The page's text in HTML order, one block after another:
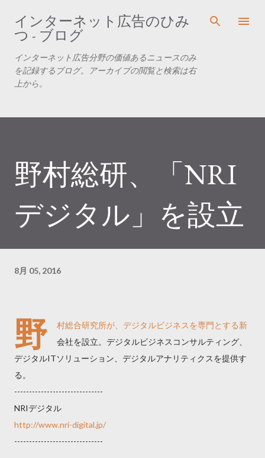
スキップしてメイン コンテンツに移動
インターネット広告のひみ
つ - ブログ
インターネット広告分野の価値あるニュースのみ
を記録するブログ。アーカイブの閲覧と検索は右
上から。
野村総研、「NRI
デジタル」を設立
8月 05, 2016
野
村総合研究所が、デジタルビジネスを専門とする新
会社を設立。デジタルビジネスコンサルティング、
デジタルITソリューション、デジタルアナリティクスを提供す
る。
------------------------------
NRIデジタル
http://www.nri-digital.jp/
------------------------------